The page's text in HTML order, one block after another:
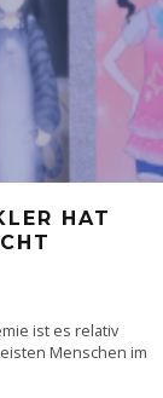
HAT
ist es relativ
Menschen im